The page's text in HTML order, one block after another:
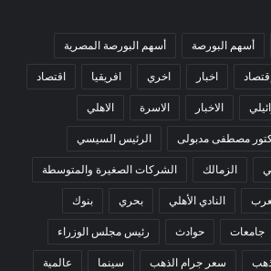
أسهم البورصة أسهم البورصة المصرية
اخبار اخري افريقيا اقتصاد
الاخبار الاسرة الاهلي
مصطفى مدبولى الرئيس السيسي
الزمالك الشركات الصغيرة والمتوسطة
النادي الأهلي بحري بنوك
جامعات حوادث رئيس مجلس الوزراء
سعر جرام الذهب سينما عالمية